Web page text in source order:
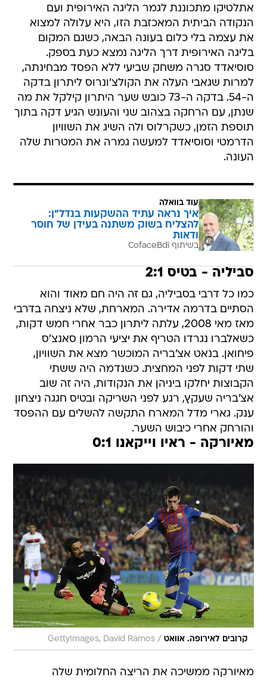
אתלטיקו מתכוננת לגמר הליגה האירופית ועם
הנקודה הביתית המאכזבת הזו, היא עלולה למצוא
את עצמה בלי כלום בעונה הבאה, כשגם המקום
בליגה האירופית דרך הליגה נמצא כעת בספק.
סוסיאדד סגרה משחק שביעי ללא הפסד מבחינתה,
למרות שגאבי העלה את הקולצ'ונרוס ליתרון בדקה
ה-54. בדקה ה-73 כובש שער היתרון קילקל את מה
שנתן, עם הרחקה בצהוב שני והעונש הגיע דקה בתוך
תוספת הזמן, כשקרלוס ולה השיג את השוויון
הדרמטי וסוסיאדד למעשה גמרה את המטרות שלה
העונה.
עוד בוואלה
איך נראה עתיד ההשקעות בנדל"ן:
להצליח בשוק משתנה בעידן של חוסר
ודאות
בשיתוף CofaceBdi
סביליה - בטיס 2:1
כמו כל דרבי בסביליה, גם זה היה חם מאוד והוא
הסתיים בדרמה אדירה. המארחת, שלא ניצחה בדרבי
מאז מאי 2008, עלתה ליתרון כבר אחרי חמש דקות,
כשאלברו נגרדו הטריף את יציעי הרמון סאנצ'ס
פיחואן. בנאט אצ'בריה המוכשר מצא את השוויון,
שתי דקות לפני המחצית. כשנדמה היה ששתי
הקבוצות יחלקו ביניהן את הנקודות, היה זה שוב
אצ'בריה שעקץ, רגע לפני השריקה ובטיס חגגה ניצחון
ענק. גארי מדל המארח התקשה להשלים עם ההפסד
והורחק אחרי כיבוש השער.
מאיורקה - ראיו וייקאנו 0:1
קרובים לאירופה. אוואט /
GettyImages, David Ramos
מאיורקה ממשיכה את הריצה החלומית שלה